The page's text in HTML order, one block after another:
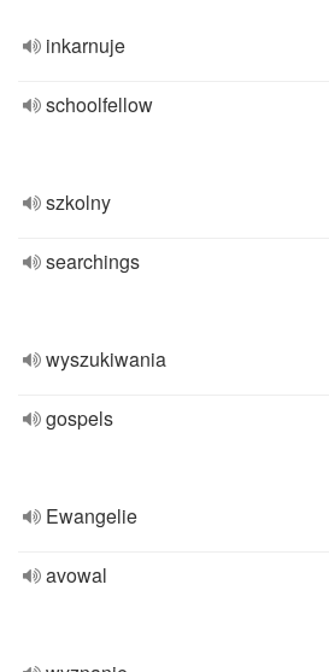
inkarnuje
schoolfellow
szkolny
searchings
wyszukiwania
gospels
Ewangelie
avowal